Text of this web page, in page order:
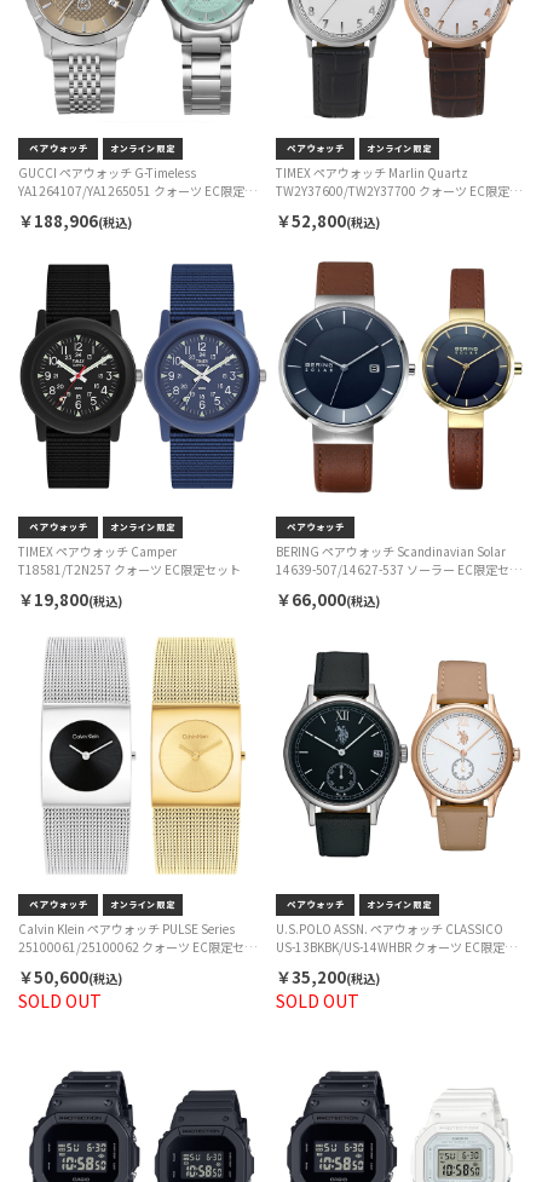
GUCCI ペアウォッチ G-Timeless
YA1264107/YA1265051 クォーツ EC限定セ
￥188,906(税込)
TIMEX ペアウォッチ Marlin Quartz
TW2Y37600/TW2Y37700 クォーツ EC限定セ
￥52,800(税込)
TIMEX ペアウォッチ Camper
T18581/T2N257 クォーツ EC限定セット
￥19,800(税込)
BERING ペアウォッチ Scandinavian Solar
14639-507/14627-537 ソーラー EC限定セッ
￥66,000(税込)
SOLD OUT
Calvin Klein ペアウォッチ PULSE Series
25100061/25100062 クォーツ EC限定セッ
￥50,600(税込)
SOLD OUT
U.S.POLO ASSN. ペアウォッチ CLASSICO
US-13BKBK/US-14WHBR クォーツ EC限定セ
￥35,200(税込)